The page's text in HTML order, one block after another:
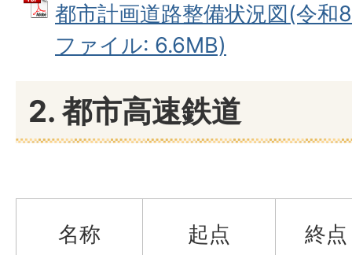
都市計画道路整備状況図(令和
ファイル: 6.6MB)
2. 都市高速鉄道
名称 起点 終点